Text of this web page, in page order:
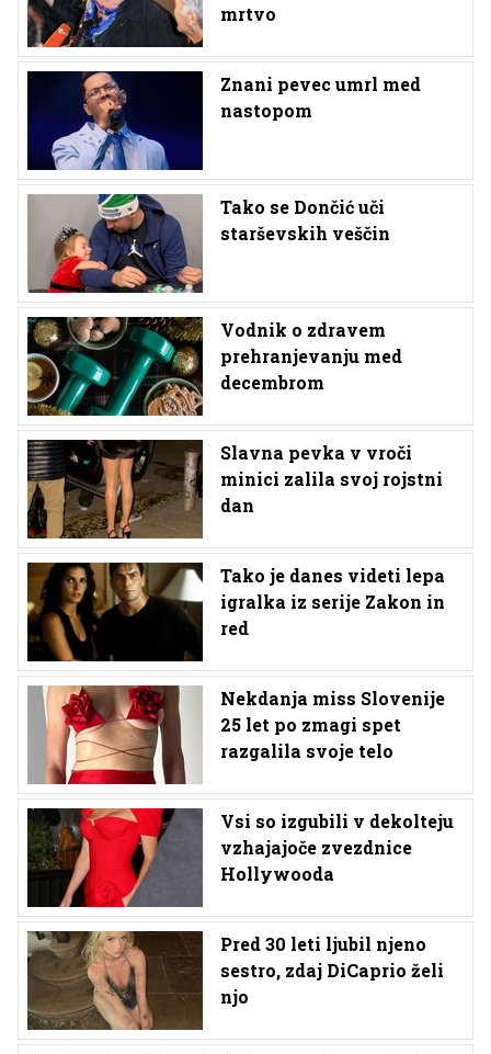
mrtvo
Znani pevec umrl med
nastopom
Tako se Dončić uči
starševskih veščin
Vodnik o zdravem
prehranjevanju med
decembrom
Slavna pevka v vroči
minici zalila svoj rojstni
dan
Tako je danes videti lepa
igralka iz serije Zakon in
red
Nekdanja miss Slovenije
25 let po zmagi spet
razgalila svoje telo
Vsi so izgubili v dekolteju
vzhajajoče zvezdnice
Hollywooda
Pred 30 leti ljubil njeno
sestro, zdaj DiCaprio želi
njo